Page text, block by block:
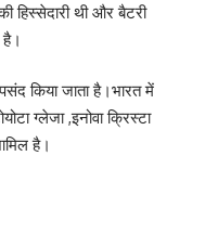
हिस्सेदारी थी और बैटरी
पसंद किया जाता है।भारत में
ग्लेजा ,इनोवा क्रिस्टा
है।